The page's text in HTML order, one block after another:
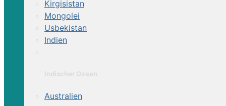
Kirgisistan
Mongolei
Usbekistan
Indien
Australien